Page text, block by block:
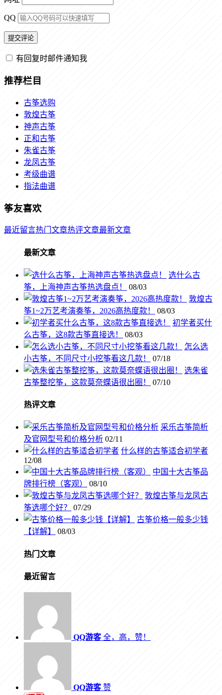
QQ
有回复时邮件通知我
推荐栏目
古筝选购
敦煌古筝
神声古筝
正和古筝
朱雀古筝
龙凤古筝
考级曲谱
指法曲谱
筝友喜欢
最近留言热门文章热评文章最新文章
最新文章
选什么古
筝，上海神声古筝热选盘点！
08/03
敦煌古
筝1~2万艺考演奏筝，2026高热度款！
08/03
初学者买什
么古筝，这8款古筝直接选！
08/03
怎么选
小古筝，不同尺寸小挖筝看这几款！
07/18
选朱雀
古筝整挖筝，这款莫奈蝶语很出圈！
07/10
热评文章
采乐古筝简析
及官网型号和价格分析 02/11
什么样的古筝适合初学者
12/08
中国十大古筝品
牌排行榜（客观）
08/10
敦煌古筝与龙凤古
筝选哪个好？
07/29
古筝价格一般多少钱
【详解】
08/03
热门文章
最近留言
QQ游客全，高，赞！
QQ游客赞